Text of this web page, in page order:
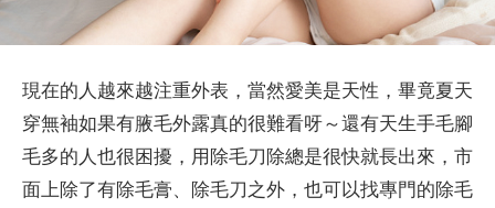
現在的人越來越注重外表，當然愛美是天性，畢竟夏天
穿無袖如果有腋毛外露真的很難看呀～還有天生手毛腳
毛多的人也很困擾，用除毛刀除總是很快就長出來，市
面上除了有除毛膏、除毛刀之外，也可以找專門的除毛